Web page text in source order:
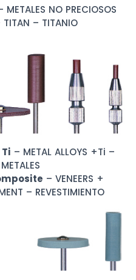
METALES NO PRECIOSOS
TITAN – TITANIO
Ti – METAL ALLOYS +Ti –
– VENEERS +
– REVESTIMIENTO